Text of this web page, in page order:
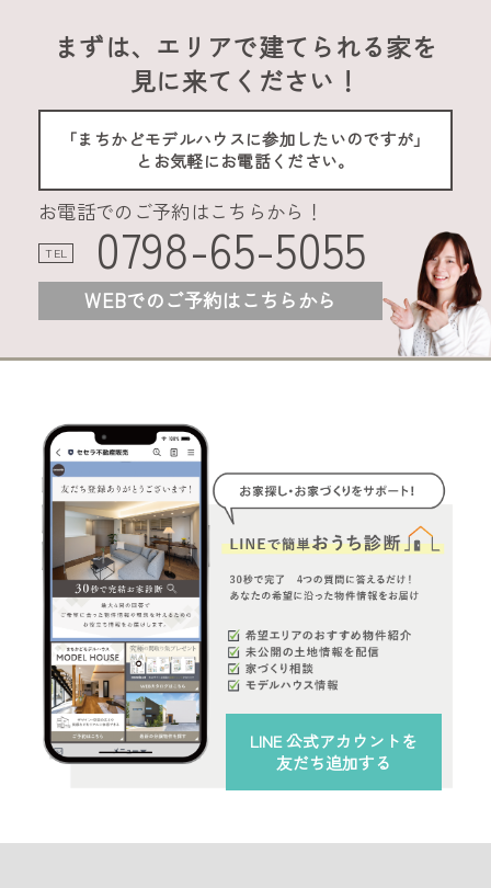
まずは、エリアで建てられる家を
見に来てください！
「まちかどモデルハウスに参加したいのですが」
とお気軽にお電話ください。
お電話でのご予約はこちらから！
TEL 0798-65-5055
WEBでのご予約はこちらから
LINE 公式アカウントを
友だち追加する